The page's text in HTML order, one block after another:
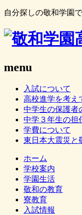
自分探しの敬和学園
menu
入試について
高校進学を考え
中学生の保護者
中学３年生の担
学費について
東日本大震災と
ホーム
学校案内
学園生活
敬和の教育
寮教育
入試情報